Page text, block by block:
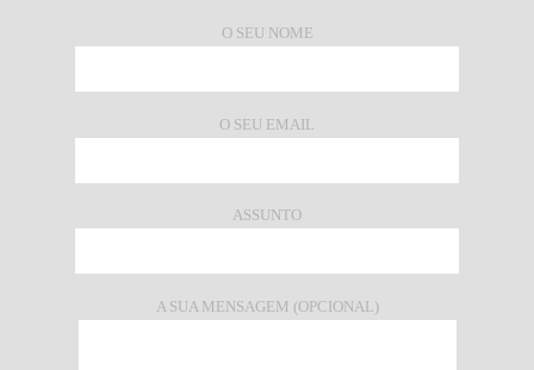
O SEU NOME
O SEU EMAIL
ASSUNTO
A SUA MENSAGEM (OPCIONAL)